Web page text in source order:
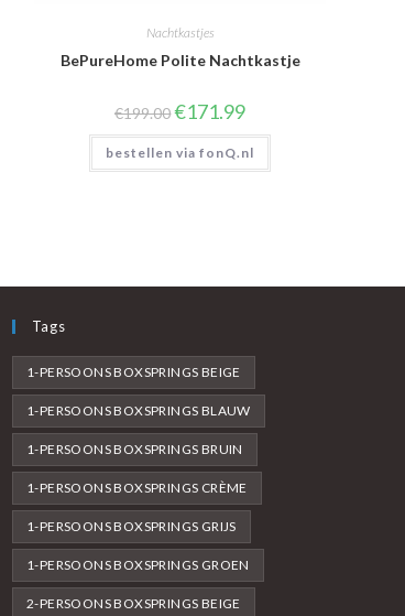
Nachtkastjes
BePureHome Polite Nachtkastje
€199.00Oorspronkelijke
prijs
was:
€199.00.
€171.99Huidige
is:
€171.99.
bestellen via fonQ.nl
Tags
1-PERSOONS BOXSPRINGS BEIGE
1-PERSOONS BOXSPRINGS BLAUW
1-PERSOONS BOXSPRINGS BRUIN
1-PERSOONS BOXSPRINGS CRÈME
1-PERSOONS BOXSPRINGS GRIJS
1-PERSOONS BOXSPRINGS GROEN
2-PERSOONS BOXSPRINGS BEIGE